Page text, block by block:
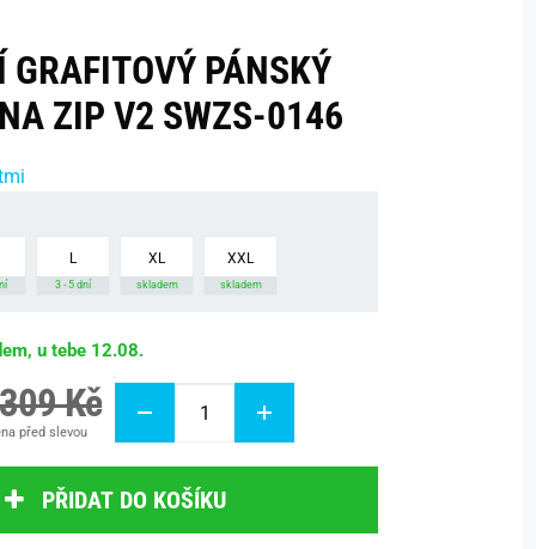
GRAFITOVÝ PÁNSKÝ
ZIP V2 SWZS-0146
L
3 - 5 dní
XL
skladem
XXL
skladem
u tebe 12.08.
Kč
před slevou
PŘIDAT DO KOŠÍKU